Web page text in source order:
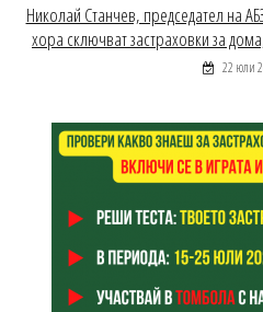
Николай Станчев, председател на
хора сключват застраховки за
22 юли